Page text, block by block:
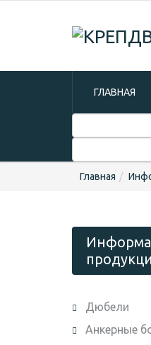
ГЛАВНАЯ
Главная
Дюбели
Анкерные